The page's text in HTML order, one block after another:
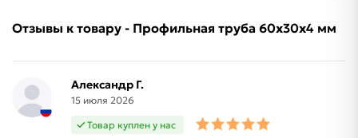
Отзывы к товару - Профильная труба 60х30х4 мм
Александр Г.
15 июля 2026
Товар куплен у нас